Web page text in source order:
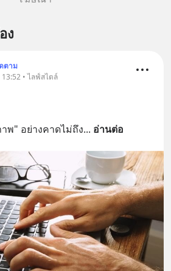
สนุนโดย 📣
ยด หลับยาก ผมอยากแนะนำ
ภัณฑ์เสริมอาหาร Diip CBD ช่วย
มีประสิทธิภาพมากยิ่งขึ้น 📍 สนใจ
🔗 หรือกดลิงก์
lin.ee/U91Fzyz
ง
ตาม
• ไลฟ์สไตล์
พ" อย่างคาดไม่ถึง... อ่านต่อ